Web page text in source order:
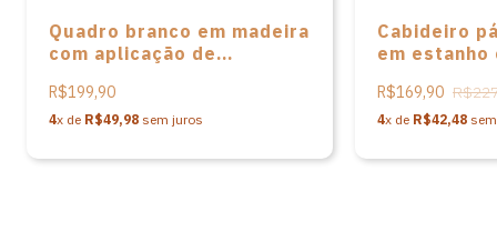
Quadro branco em madeira
com aplicação de
serigrafia de figuras da
cultura pernambucana de
R$199,90
4x de R$49,98 sem juros
Cabideiro
em estanho
R$169,90
4x de R$42,48